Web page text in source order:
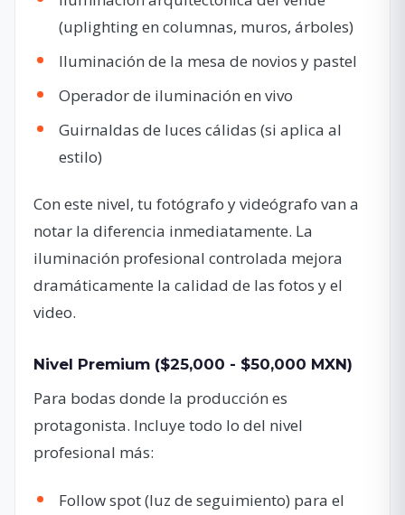
(uplighting en columnas, muros, árboles)
Iluminación de la mesa de novios y pastel
Operador de iluminación en vivo
Guirnaldas de luces cálidas (si aplica al
estilo)
Con este nivel, tu fotógrafo y videógrafo van a
notar la diferencia inmediatamente. La
iluminación profesional controlada mejora
dramáticamente la calidad de las fotos y el
video.
Nivel Premium ($25,000 - $50,000 MXN)
Para bodas donde la producción es
protagonista. Incluye todo lo del nivel
profesional más:
Follow spot (luz de seguimiento) para el